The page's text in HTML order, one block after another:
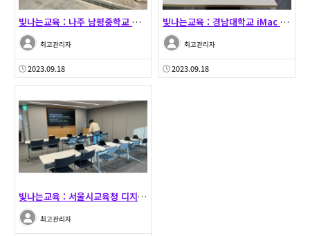
빛나는교육 : 나주 남평중학교 MeerkatMDM 셋팅…
최고관리자
2023.09.18
빛나는교육 : 경남대학교 iMac 납품 및 셋팅 - 2…
최고관리자
2023.09.18
빛나는교육 : 서울시교육청 디지털선도학교 대상 - iP…
최고관리자